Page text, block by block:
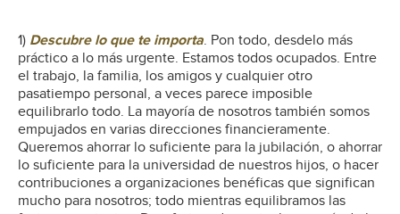
1) Descubre lo que te importa. Pon todo, desdelo más
práctico a lo más urgente. Estamos todos ocupados. Entre
el trabajo, la familia, los amigos y cualquier otro
pasatiempo personal, a veces parece imposible
equilibrarlo todo. La mayoría de nosotros también somos
empujados en varias direcciones financieramente.
Queremos ahorrar lo suficiente para la jubilación, o ahorrar
lo suficiente para la universidad de nuestros hijos, o hacer
contribuciones a organizaciones benéficas que significan
mucho para nosotros; todo mientras equilibramos las